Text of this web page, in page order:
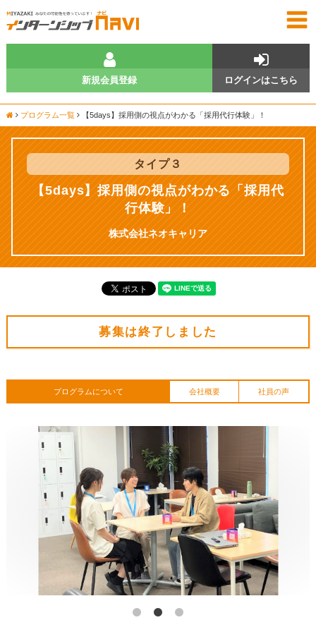
ログインはこちら
新規会員登録
プログラム一覧 【5days】採用側の視点がわかる「採用代行体験」！
タイプ３
【5days】採用側の視点がわかる「採用代
行体験」！
株式会社ネオキャリア
募集は終了しました
プログラムについて 会社概要 社員の声